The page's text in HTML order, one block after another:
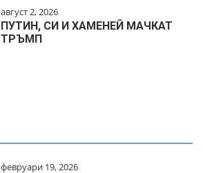
август 2, 2026
ПУТИН, СИ И ХАМЕНЕЙ МАЧКАТ
ТРЪМП
февруари 19, 2026